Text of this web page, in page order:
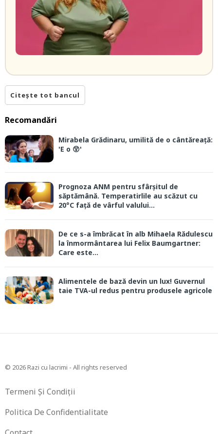
Citește tot bancul
Recomandări
Mirabela Grădinaru, umilită de o cântăreață:
'E o 😲'
Prognoza ANM pentru sfârșitul de
săptămână. Temperatirlile au scăzut cu
20°C față de vârful valului...
De ce s-a îmbrăcat în alb Mihaela Rădulescu
la înmormântarea lui Felix Baumgartner:
Care este...
Alimentele de bază devin un lux! Guvernul
taie TVA-ul redus pentru produsele agricole
© 2026 Razi cu lacrimi - All rights reserved
Termeni Și Condiții
Politica De Confidentialitate